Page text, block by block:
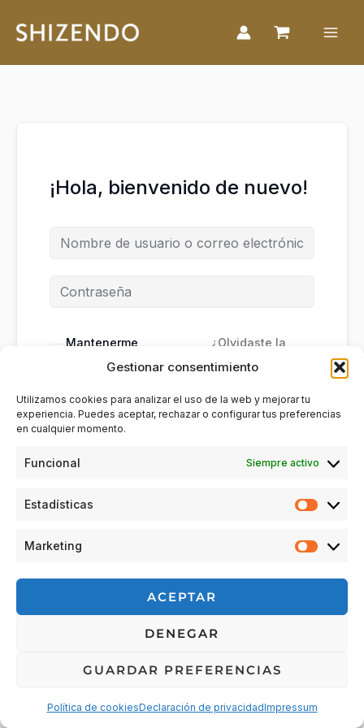
Gestionar consentimiento
Utilizamos cookies para analizar el uso de la web y mejorar tu
experiencia. Puedes aceptar, rechazar o configurar tus preferencias
en cualquier momento.
Funcional Siempre activo
Estadísticas
Marketing
ACEPTAR
DENEGAR
GUARDAR PREFERENCIAS
Política de cookiesDeclaración de privacidadImpressum
¡Hola, bienvenido de nuevo!
Mantenerme
conectado
¿Olvidaste la
contraseña?
Acceder
Aviso legal|Política de privacidad|Política de Cookies|
Terminos y condiciones | Cancelaciones, devoluciones y